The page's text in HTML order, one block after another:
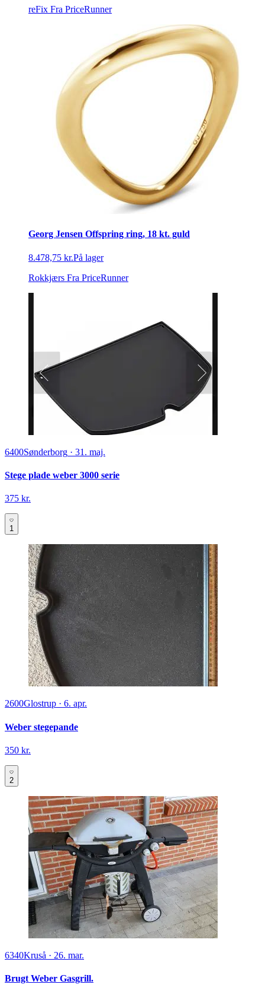
reFix Fra PriceRunner
Georg Jensen Offspring ring, 18 kt. guld
8.478,75 kr.På lager
Rokkjærs Fra PriceRunner
6400Sønderborg · 31. maj.
Stege plade weber 3000 serie
375 kr.
1
2600Glostrup · 6. apr.
Weber stegepande
350 kr.
2
6340Kruså · 26. mar.
Brugt Weber Gasgrill.